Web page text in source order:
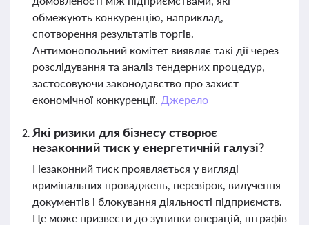
обмежують конкуренцію, наприклад,
спотворення результатів торгів.
Антимонопольний комітет виявляє такі дії через
розслідування та аналіз тендерних процедур,
застосовуючи законодавство про захист
економічної конкуренції. Джерело
Які ризики для бізнесу створює
незаконний тиск у енергетичній галузі?
Незаконний тиск проявляється у вигляді
кримінальних проваджень, перевірок, вилучення
документів і блокування діяльності підприємств.
Це може призвести до зупинки операцій, штрафів